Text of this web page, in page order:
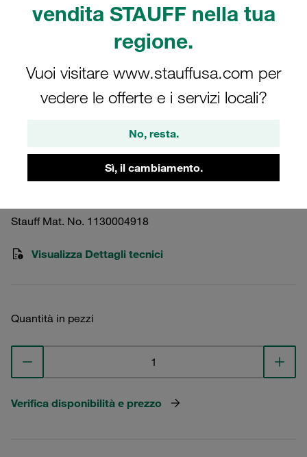
vendita STAUFF nella tua
regione.
Vuoi visitare www.stauffusa.com per
vedere le offerte e i servizi locali?
No, resta.
Sì, il cambiamento.
Nota: l'immagine è solo a scopo illustrativo e potrebbe differire dal prodotto
Mostra altro
Corpo collare grandezza 3 Ø14mm
doppio serie leggera, esecuzione
doppia polipropilene profilato
LBG-314/14-PP
Stauff Mat. No. 1130004918
Visualizza Dettagli tecnici
Quantità in pezzi
Verifica disponibilità e prezzo